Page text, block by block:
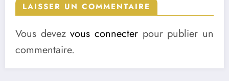
LAISSER UN COMMENTAIRE
Vous devezvous connecter pour publier un
commentaire.